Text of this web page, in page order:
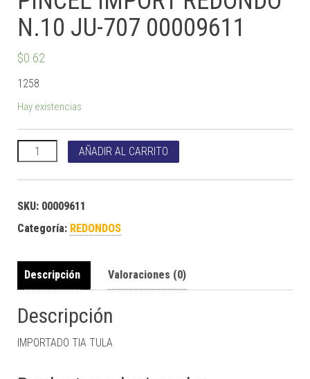
N.10 JU-707 00009611
$0.62
1258
Hay existencias
PINCEL IMPORT REDONDO N.10 JU-707 00009611 cantidad
AÑADIR AL CARRITO
SKU: 00009611
Categoría: REDONDOS
Descripción Valoraciones (0)
Descripción
IMPORTADO TIA TULA